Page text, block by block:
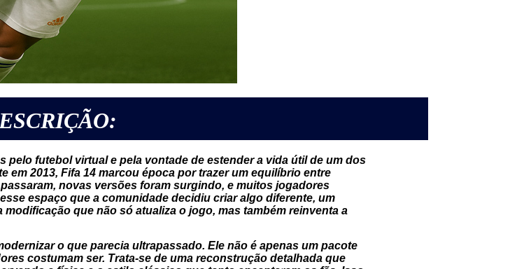
pelo futebol virtual e pela vontade de estender a vida útil de um dos
2013, Fifa 14 marcou época por trazer um equilíbrio entre
novas versões foram surgindo, e muitos jogadores
espaço que a comunidade decidiu criar algo diferente, um
que não só atualiza o jogo, mas também reinventa a
o que parecia ultrapassado. Ele não é apenas um pacote
costumam ser. Trata-se de uma reconstrução detalhada que